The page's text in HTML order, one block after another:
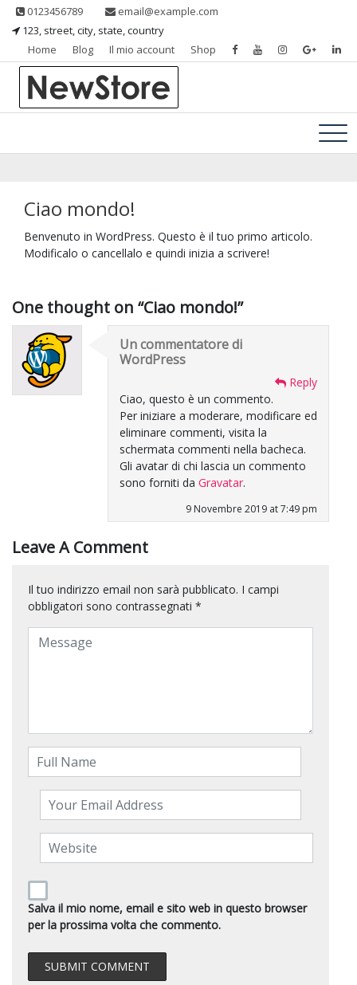
Skip 0123456789
email@example.com
123, street, city, state, country
Home
Blog Il mio account Shop
Un nuovo sito targato WordPress
Ciao mondo!
Benvenuto in WordPress. Questo è il tuo primo articolo.
Modificalo o cancellalo e quindi inizia a scrivere!
One thought on “Ciao mondo!”
Un commentatore di
WordPress
Reply
Ciao, questo è un commento.
Per iniziare a moderare, modificare ed
eliminare commenti, visita la
schermata commenti nella bacheca.
Gli avatar di chi lascia un commento
sono forniti da Gravatar.
9 Novembre 2019 at 7:49 pm
Leave A Comment
Il tuo indirizzo email non sarà pubblicato. I campi
obbligatori sono contrassegnati *
Salva il mio nome, email e sito web in questo browser
per la prossima volta che commento.